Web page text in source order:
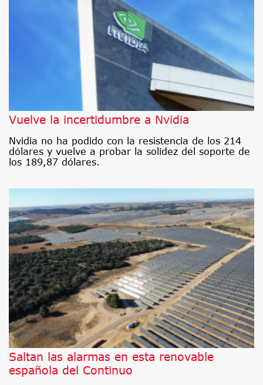
Vuelve la incertidumbre a Nvidia
Nvidia no ha podido con la resistencia de los 214
dólares y vuelve a probar la solidez del soporte de
los 189,87 dólares.
Saltan las alarmas en esta renovable
española del Continuo